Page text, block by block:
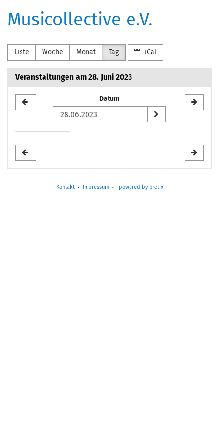
Haupt-
Musicollective e.V.
Liste Woche Monat Tag iCal
Veranstaltungen am 28. Juni 2023
zur
Anzeige
Datum
Kontakt Impressum powered by pretix